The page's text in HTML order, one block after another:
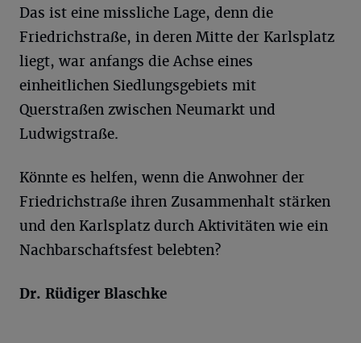
Das ist eine missliche Lage, denn die
Friedrichstraße, in deren Mitte der Karlsplatz
liegt, war anfangs die Achse eines
einheitlichen Siedlungsgebiets mit
Querstraßen zwischen Neumarkt und
Ludwigstraße.
Könnte es helfen, wenn die Anwohner der
Friedrichstraße ihren Zusammenhalt stärken
und den Karlsplatz durch Aktivitäten wie ein
Nachbarschaftsfest belebten?
Dr. Rüdiger Blaschke